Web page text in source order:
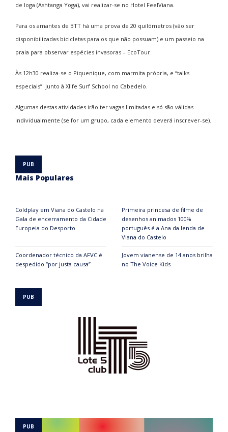
de Ioga (Ashtanga Yoga), vai realizar-se no Hotel FeelViana.
Para os amantes de BTT há uma prova de 20 quilómetros (vão ser
disponibilizadas bicicletas para os que não possuam) e um passeio na
praia para observar espécies invasoras – EcoTour.
Às 12h30 realiza-se o Piquenique, com marmita própria, e “talks
especiais” junto à Xlife Surf School no Cabedelo.
Algumas destas atividades irão ter vagas limitadas e só são válidas
individualmente (se for um grupo, cada elemento deverá inscrever-se).
Mais Populares
Coldplay em Viana do Castelo na
Gala de encerramento da Cidade
Europeia do Desporto
Primeira princesa de filme de
desenhos animados 100%
português é a Ana da lenda de
Viana do Castelo
Coordenador técnico da AFVC é
despedido “por justa causa”
Jovem vianense de 14 anos brilha
no The Voice Kids